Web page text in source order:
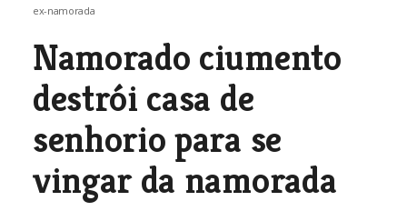
ex-namorada
Namorado ciumento
destrói casa de
senhorio para se
vingar da namorada